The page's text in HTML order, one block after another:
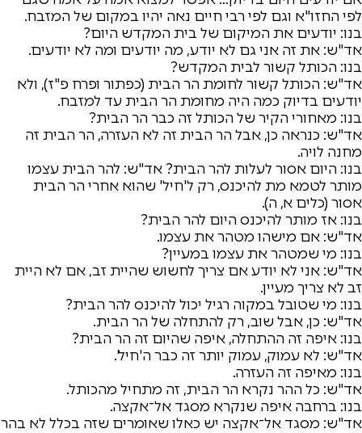
לפי החזו"א וגם לפי רבי חיים נאה יהיו במקום של המזבח.
בנו: יודעים את המיקום של בית המקדש היום?
אד"ש: את זה אני גם לא יודע, מה יודעים ומה לא יודעים.
בנו: הכותל קשור לבית המקדש?
אד"ש: הכותל קשור לחומת הר הבית (כפתור ופרח פ"ז), ולא
יודעים בדיוק כמה היה מחומת הר הבית עד למזבח.
בנו: מאחורי הקיר של הכותל זה כבר הר הבית?
אד"ש: כנראה כן, אבל הר הבית זה לא העזרה, הר הבית זה
מחנה לויה.
בנו: היום אסור לעלות להר הבית? אד"ש: להר הבית עצמו
מותר לטמא מת להיכנס, רק ל'חיל' שהוא אחרי הר הבית
אסור (כלים א, ה).
בנו: אז מותר להיכנס היום להר הבית?
אד"ש: אם מישהו מטהר את עצמו.
בנו: מי שמטהר את עצמו במעיין?
אד"ש: אני לא יודע אם צריך לחשוש שהיית זב, אם לא היית
זב לא צריך מעיין.
בנו: מי שטובל במקוה רגיל יכול להיכנס להר הבית?
אד"ש: כן, אבל שוב, רק להתחלה של הר הבית.
בנו: איפה זה ההתחלה, איפה שהיום זה הר הבית?
אד"ש: לא עמוק, עמוק יותר זה כבר ה'חיל'.
בנו: מאיפה זה העזרה.
אד"ש: כל ההר נקרא הר הבית, זה מתחיל מהכותל.
בנו: ברחבה איפה שנקרא מסגד אל־אקצה.
אד"ש: מסגד אל־אקצה יש כאלו שאומרים שזה בכלל לא בהר